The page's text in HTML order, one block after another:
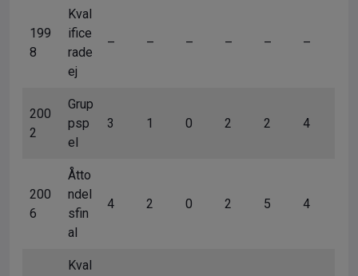
199
8
Kval
ifice
rade
ej
– – – – – –
200
2
Grup
psp
el
3 1 0 2 2 4
200
6
Åtto
ndel
sfin
al
4 2 0 2 5 4
Kval